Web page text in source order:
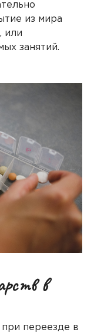
из мира
или
занятий.
в
переезде в